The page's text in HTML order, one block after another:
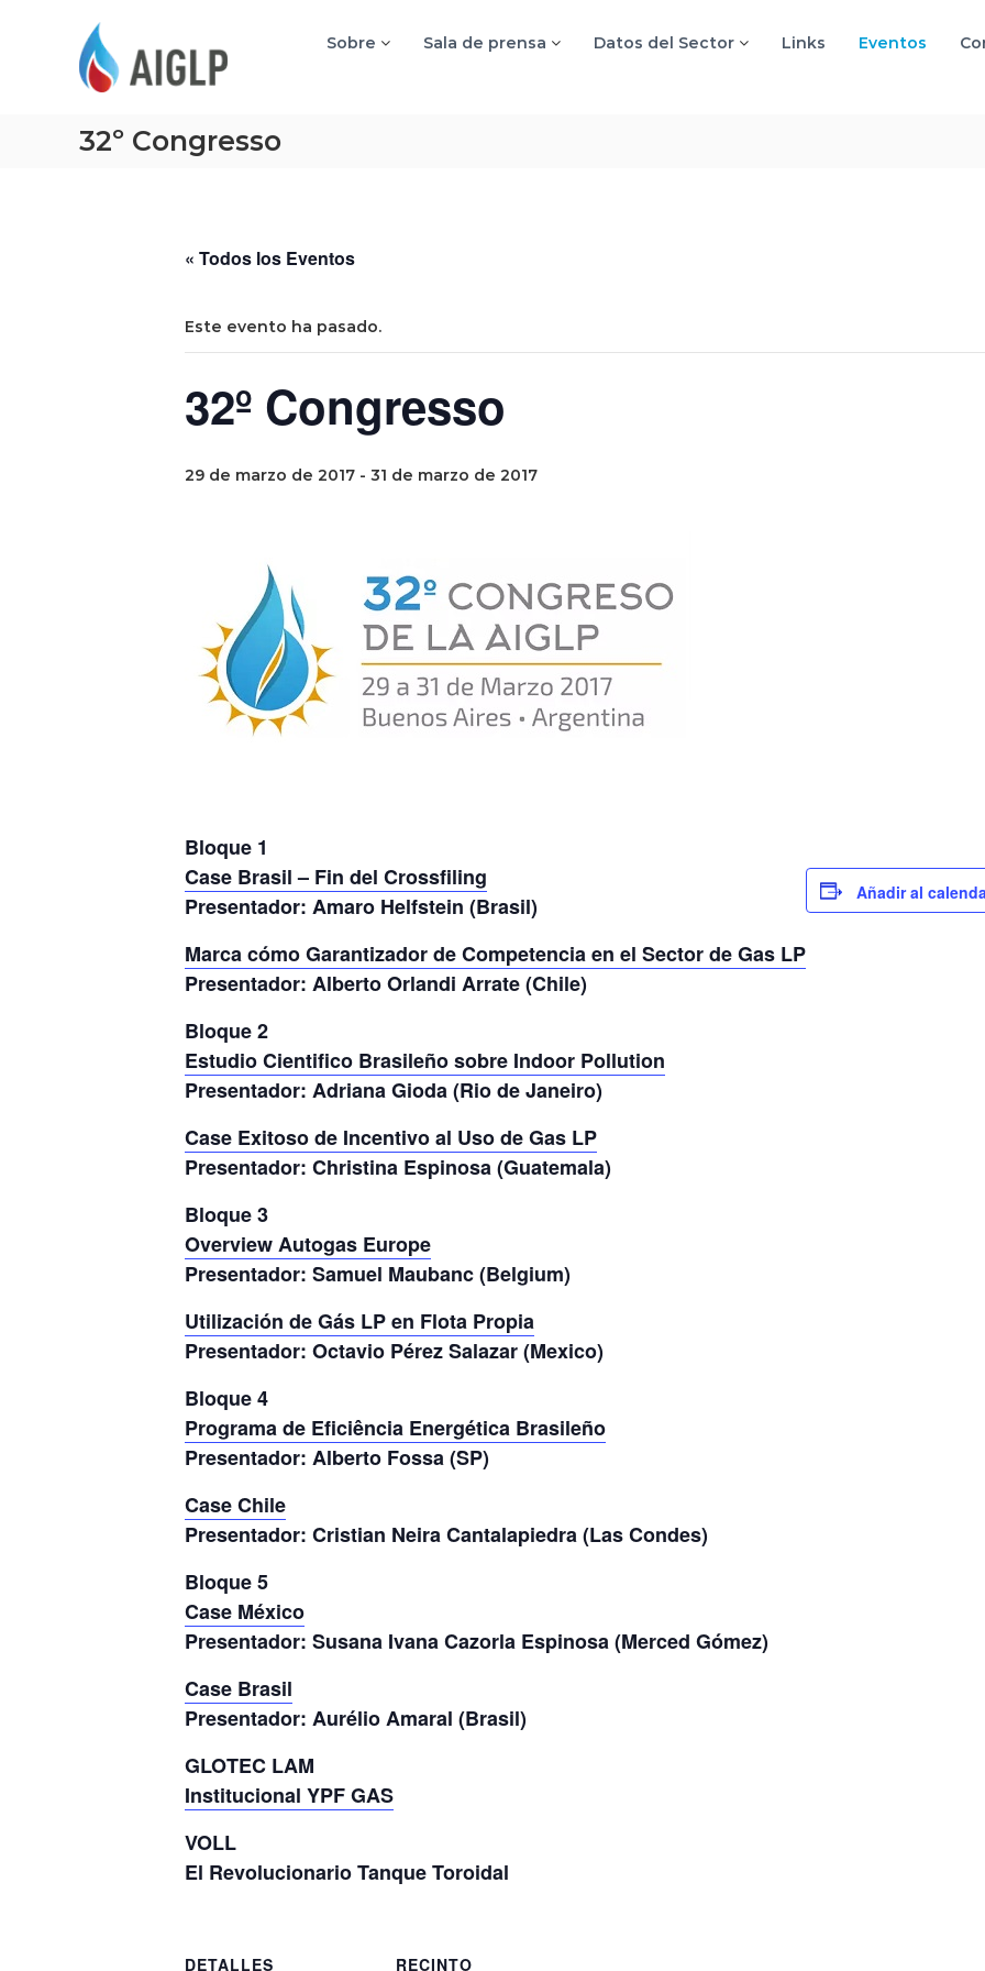
Sobre Sala de prensa Datos del Sector Links Eventos
32º Congresso
« Todos los Eventos
Este evento ha pasado.
32º Congresso
29 de marzo de 2017 - 31 de marzo de 2017
Bloque 1
Case Brasil – Fin del Crossfiling
Presentador: Amaro Helfstein (Brasil)
Marca cómo Garantizador de Competencia en el Sector de Gas LP
Presentador: Alberto Orlandi Arrate (Chile)
Bloque 2
Estudio Cientifico Brasileño sobre Indoor Pollution
Presentador: Adriana Gioda (Rio de Janeiro)
Case Exitoso de Incentivo al Uso de Gas LP
Presentador: Christina Espinosa (Guatemala)
Bloque 3
Overview Autogas Europe
Presentador: Samuel Maubanc (Belgium)
Utilización de Gás LP en Flota Propia
Presentador: Octavio Pérez Salazar (Mexico)
Bloque 4
Programa de Eficiência Energética Brasileño
Presentador: Alberto Fossa (SP)
Case Chile
Presentador: Cristian Neira Cantalapiedra (Las Condes)
Bloque 5
Case México
Presentador: Susana Ivana Cazorla Espinosa (Merced Gómez)
Case Brasil
Presentador: Aurélio Amaral (Brasil)
GLOTEC LAM
Institucional YPF GAS
VOLL
El Revolucionario Tanque Toroidal
Añadir al
DETALLES RECINTO